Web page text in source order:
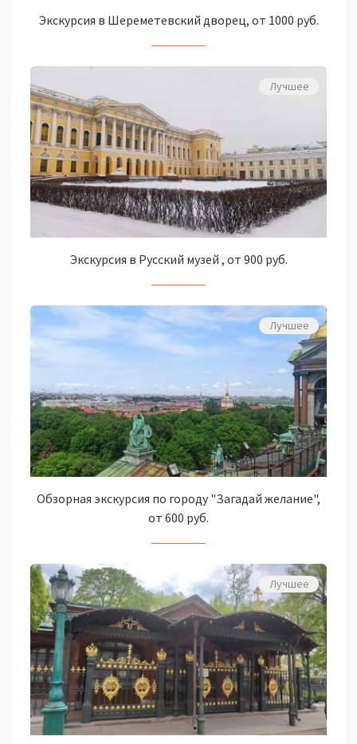
Экскурсия в Шереметевский дворец, от 1000 руб.
Лучшее
Экскурсия в Русский музей , от 900 руб.
Лучшее
Обзорная экскурсия по городу "Загадай желание",
от 600 руб.
Лучшее